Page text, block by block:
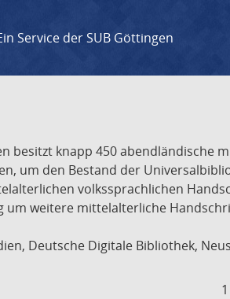
Service der SUB Göttingen
besitzt knapp 450 abendländische
um den Bestand der
volkssprachlichen
weitere mittelalterliche
Deutsche Digitale Bibliothek,